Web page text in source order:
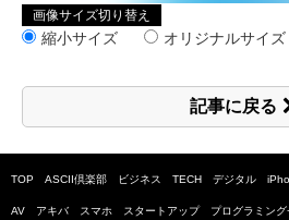
画像サイズ切り替え
縮小サイズ オリジナルサイズ
記事に戻る
TOP ASCII倶楽部 ビジネス TECH デジタル
AV アキバ スマホ スタートアップ プログラミング